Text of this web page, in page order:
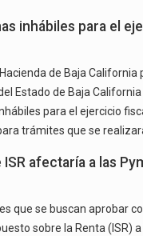
inhábiles para el
de Baja California
Estado de Baja
para el ejercicio
trámites que se
ISR afectaría a las
que se buscan aprobar
sobre la Renta (ISR)